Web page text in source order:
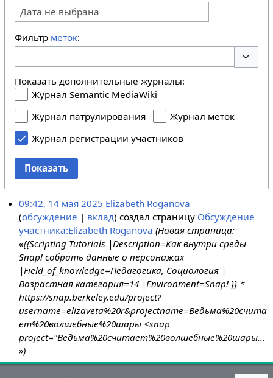
Дата не выбрана
Фильтр меток:
Показать дополнительные журналы:
Журнал Semantic MediaWiki
Журнал патрулирования
Журнал меток
Журнал регистрации участников
Показать
09:42, 14 мая 2025 Elizabeth Roganova
обсуждение
вклад создал страницу Обсуждение
участника:Elizabeth Roganova (Новая страница:
«{{Scripting Tutorials |Description=Как внутри среды
Snap! собрать данные о персонажах
|Field_of_knowledge=Педагогика, Социология |
Возрастная категория=14 |Environment=Snap! }} *
https://snap.berkeley.edu/project?
username=elizaveta%20r&projectname=Ведьма%20счита
ет%20волшебные%20шары <snap
project="Ведьма%20считает%20волшебные%20шары...
»)